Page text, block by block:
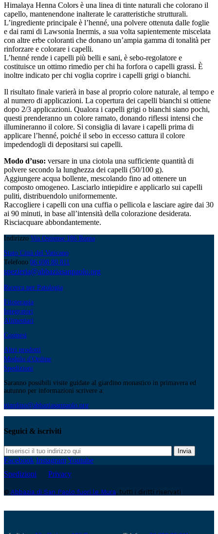
Himalaya Henna Colors è una linea di tinte naturali che colorano il
capello, mantenendone inalterate le caratteristiche strutturali.
L’ingrediente principale è l’henné, una polvere ottenuta dalle foglie
e dai rami di Lawsonia Inermis, a sua volta sapientemente miscelata
con altre erbe coloranti che donano un’ampia gamma di tonalità per
rinforzare e colorare i capelli.
L’henné rende i capelli più belli e sani, è sebo-regolatore e
costituisce un ottimo rimedio per chi ha forfora o capelli grassi. È
inoltre indicato per chi voglia coprire i capelli grigi o bianchi.
Il risultato finale varierà in base al proprio colore naturale, al tempo e
al numero di applicazioni. La copertura dei capelli bianchi si ottiene
dopo 2/3 applicazioni. Qualora i capelli grigi o bianchi siano pochi,
questi prenderanno un colore ramato, donando riflessi intensi che
illumineranno il colore. Si consiglia di lavare i capelli prima di
applicare l’henné, poiché il sebo in eccesso cattura il colore
impedendogli di depositarsi sui capelli.
Modo d’uso: versare in una ciotola una sufficiente quantità di
polvere secondo la lunghezza dei capelli (50/100 g).
Aggiungere acqua bollente, mescolando fino ad ottenere un
composto omogeneo. Lasciarlo intiepidire e applicarlo sui capelli
puliti, distribuendolo uniformemente.
Raccogliere i capelli con una cuffia o pellicola e lasciare agire dai 30
ai 90 minuti, in base all’intensità della colorazione desiderata.
Risciacquare abbondantemente.
Indirizzo Via Ostiense 186 Roma
Stato Città del Vaticano
Telefono 06 698 80 811
spezieria@abbaziasanpaolo.org
Ricerca per Patologia
Fitoterapia
Integratori
Alimentari
Cosmesi
Altri prodotti
Modulo d'Ordine
Spedizioni
Saranno possibili visite guidate al giardino monastico in primavera ed
autunno per informazioni scrivere a:
giardino@abbaziasanpaolo.org
Seguici & iscriviti
Invia
Facebook InstagramYoutube
Spedizioni
Privacy
© Abbazia di San Paolo fuori le Mura, tutti i diritti riservati